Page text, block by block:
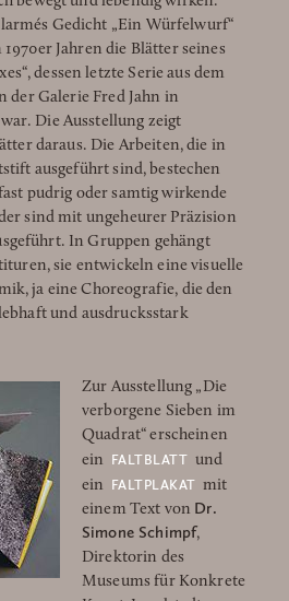
Gedicht „Ein Würfelwurf“
Jahren die Blätter seines
dessen letzte Serie aus dem
der Galerie Fred Jahn in
Die Ausstellung zeigt
daraus. Die Arbeiten, die in
ausgeführt sind, bestechen
pudrig oder samtig wirkende
sind mit ungeheurer Präzision
In Gruppen gehängt
sie entwickeln eine visuelle
ja eine Choreografie, die den
und ausdrucksstark
Zur Ausstellung „Die
verborgene Sieben im
Quadrat“ erscheinen
ein FALTBLATT und
ein FALTPLAKAT mit
einem Text von Dr.
Simone Schimpf,
Direktorin des
Museums für Konkrete